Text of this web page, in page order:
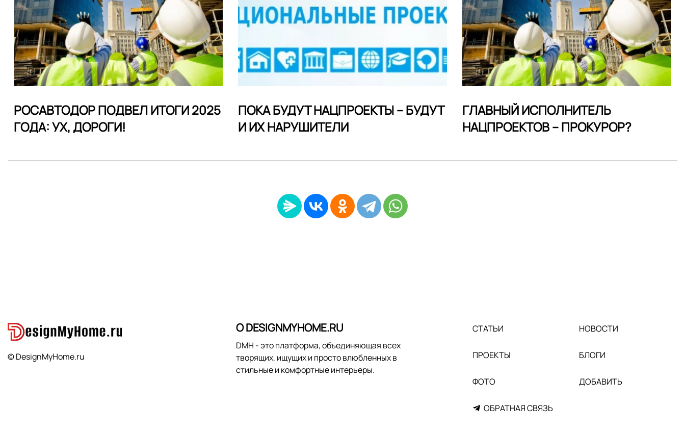
РОСАВТОДОР ПОДВЕЛ ИТОГИ 2025
ГОДА: УХ, ДОРОГИ!
ПОКА БУДУТ НАЦПРОЕКТЫ – БУДУТ
И ИХ НАРУШИТЕЛИ
ГЛАВНЫЙ ИСПОЛНИТЕЛЬ
НАЦПРОЕКТОВ – ПРОКУРОР?
© DesignMyHome.ru
О DESIGNMYHOME.RU
DMH - это платформа, объединяющая всех
творящих, ищущих и просто влюбленных в
стильные и комфортные интерьеры.
СТАТЬИ НОВОСТИ
ПРОЕКТЫ БЛОГИ
ФОТО ДОБАВИТЬ
ОБРАТНАЯ СВЯЗЬ